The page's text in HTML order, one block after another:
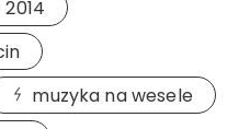
muzyka na wesele